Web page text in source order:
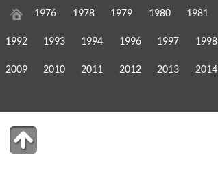
1976 1978 1979 1980 1981
1992 1993 1994 1996 1997 1998
2009 2010 2011 2012 2013 2014